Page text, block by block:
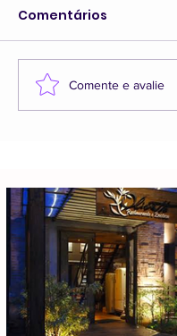
Comentários
Comente e avalie